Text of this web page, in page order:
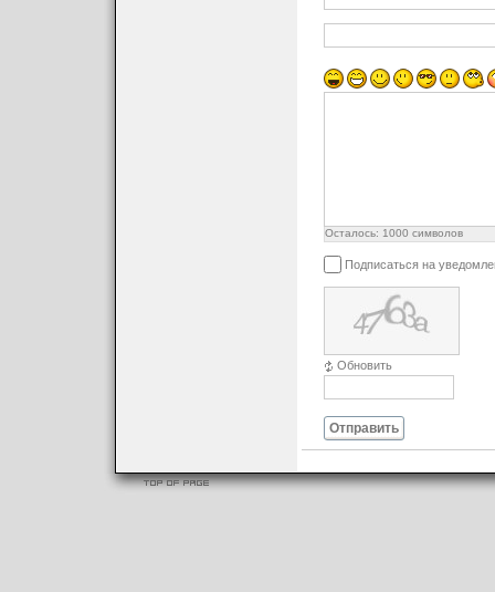
Осталось: 1000 символов
Подписаться на
Обновить
Отправить